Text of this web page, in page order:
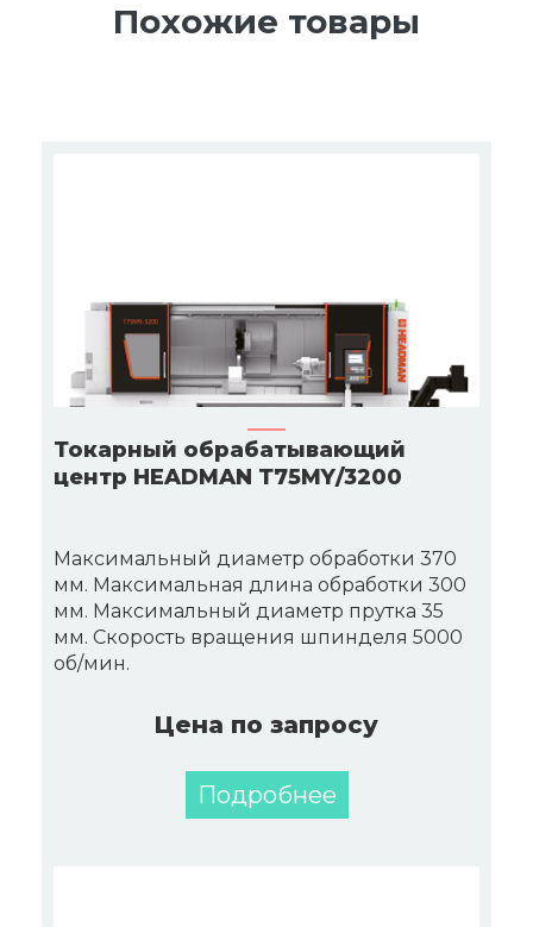
Похожие товары
Токарный обрабатывающий
центр HEADMAN Т75MY/3200
Максимальный диаметр обработки 370
мм. Максимальная длина обработки 300
мм. Максимальный диаметр прутка 35
мм. Скорость вращения шпинделя 5000
об/мин.
Цена по запросу
Подробнее